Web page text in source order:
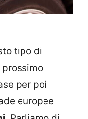
tipo di
per poi
europee